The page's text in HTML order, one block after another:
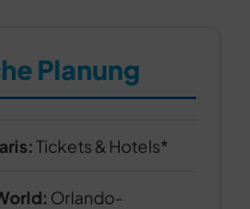
Planung
Tickets & Hotels
Orlando-